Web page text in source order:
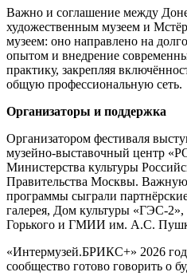
Важно и соглашение между
художественным музеем и
музеем: оно направлено на
опытом и внедрение
практику, закрепляя
общую профессиональную сеть.
Организаторы и поддержка
Организатором фестиваля
музейно‑выставочный центр
Министерства культуры
Правительства Москвы. Важную
программы сыграли
галерея, Дом культуры
Горького и ГМИИ им. А.С.
«Интермузей.БРИКС+» 2026
сообщество готово говорить о